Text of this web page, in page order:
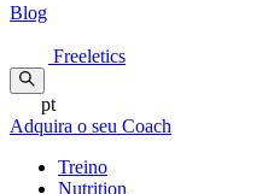
Blog
Freeletics
pt
Adquira o seu Coach
Treino
Nutrition